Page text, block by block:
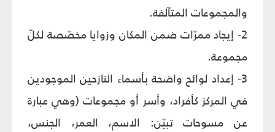
والمجموعات المتآلفة.
2- إيجاد ممرّات ضمن المكان وزوايا مخصّصة لكلّ
مجموعة.
3- إعداد لوائح واضحة بأسماء النازحين الموجودين
في المركز كأفراد، وأسر أو مجموعات (وهي عبارة
عن مسوحات تبيّن: الاسم، العمر، الجنس،